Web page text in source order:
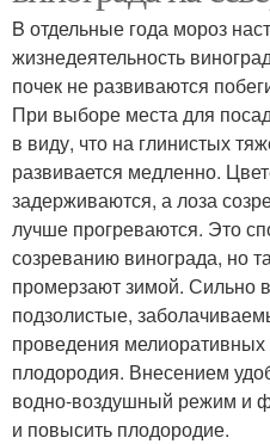
B отдельные года мороз
жизнедеятельность
почек не развиваются
При выборе места для
в виду, что на глинистых
развивается медленно.
задерживаются, а лоза
лучше прогреваются. Это
созреванию винограда, но
промерзают зимой.
подзолистые,
проведения
плодородия. Внесением
водно-воздушный режим и
и повысить плодородие.